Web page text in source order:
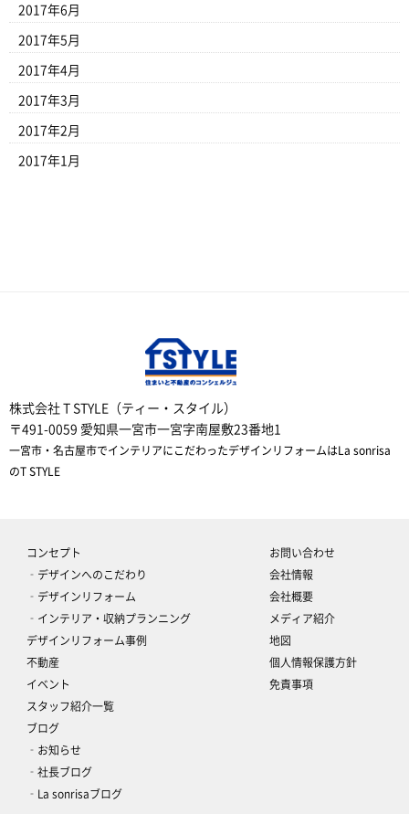
2017年6月
2017年5月
2017年4月
2017年3月
2017年2月
2017年1月
株式会社 T STYLE（ティー・スタイル）
〒491-0059 愛知県一宮市一宮字南屋敷23番地1
一宮市・名古屋市でインテリアにこだわったデザインリフォームはLa sonrisa
のT STYLE
コンセプト
‐デザインへのこだわり
‐デザインリフォーム
‐インテリア・収納プランニング
デザインリフォーム事例
不動産
イベント
スタッフ紹介一覧
ブログ
‐お知らせ
‐社長ブログ
‐La sonrisaブログ
お問い合わせ
会社情報
会社概要
メディア紹介
地図
個人情報保護方針
免責事項